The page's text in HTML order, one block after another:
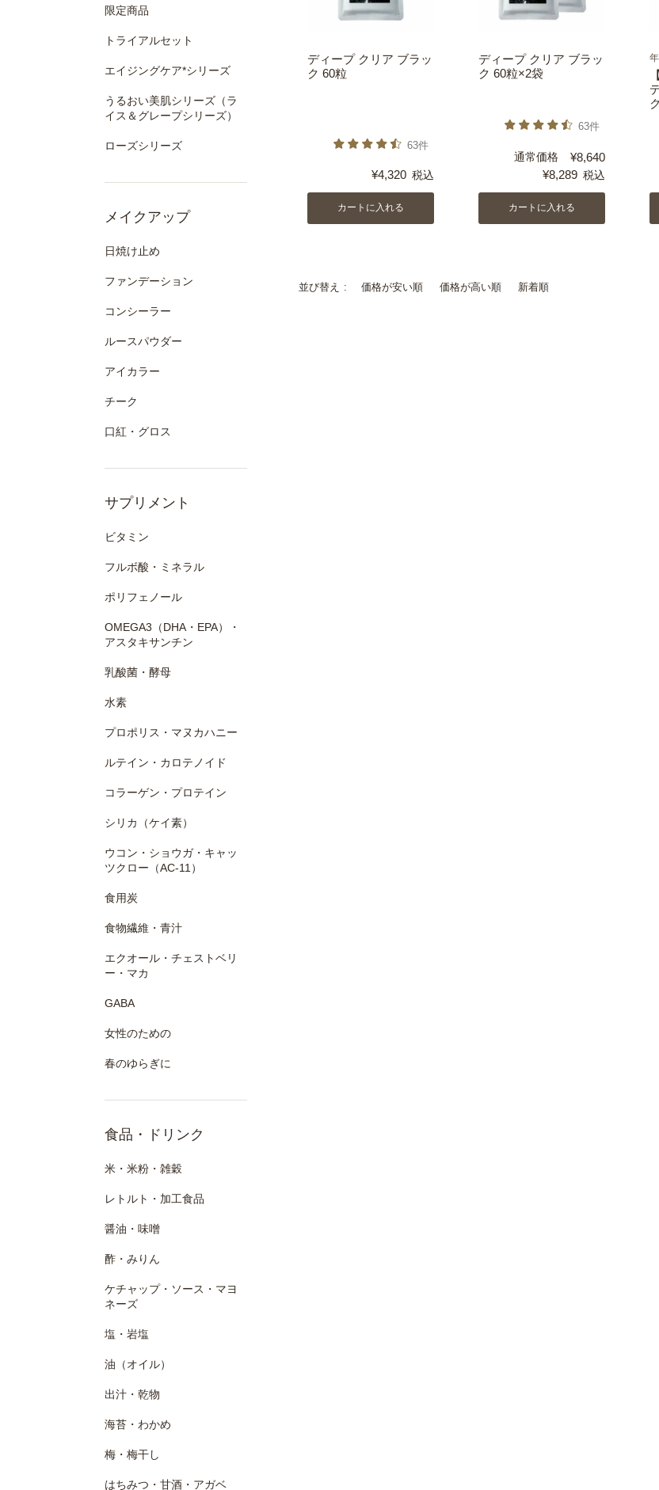
限定商品
トライアルセット
エイジングケア*シリーズ
うるおい美肌シリーズ（ラ
イス＆グレープシリーズ）
ローズシリーズ
メイクアップ
日焼け止め
ファンデーション
コンシーラー
ルースパウダー
アイカラー
チーク
口紅・グロス
サプリメント
ビタミン
フルボ酸・ミネラル
ポリフェノール
OMEGA3（DHA・EPA）・
アスタキサンチン
乳酸菌・酵母
水素
プロポリス・マヌカハニー
ルテイン・カロテノイド
コラーゲン・プロテイン
シリカ（ケイ素）
ウコン・ショウガ・キャッ
ツクロー（AC-11）
食用炭
食物繊維・青汁
エクオール・チェストベリ
ー・マカ
GABA
女性のための
春のゆらぎに
食品・ドリンク
米・米粉・雑穀
レトルト・加工食品
醤油・味噌
酢・みりん
ケチャップ・ソース・マヨ
ネーズ
塩・岩塩
油（オイル）
出汁・乾物
海苔・わかめ
梅・梅干し
はちみつ・甘酒・アガベ
ディープ クリア ブラッ
ク 60粒
63件
¥4,320 税込
カートに入れる
ディープ クリア ブラッ
ク 60粒×2袋
63件
通常価格 ¥8,640
¥8,289 税込
カートに入れる
並び替え 価格が安い順 価格が高い順 新着順